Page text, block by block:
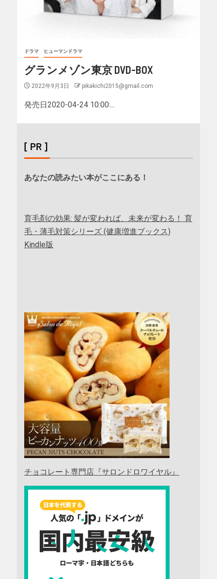
ドラマ ヒューマンドラマ
グランメゾン東京 DVD-BOX
2022年9月3日 pikakichi2015@gmail.com
発売日2020-04-24 10:00:...
[ PR ]
あなたの読みたい本がここにある！
育毛剤の効果: 髪が変われば、未来が変わる！ 育
毛・薄毛対策シリーズ (健康増進ブックス)
Kindle版
チョコレート専門店『サロンドロワイヤル』